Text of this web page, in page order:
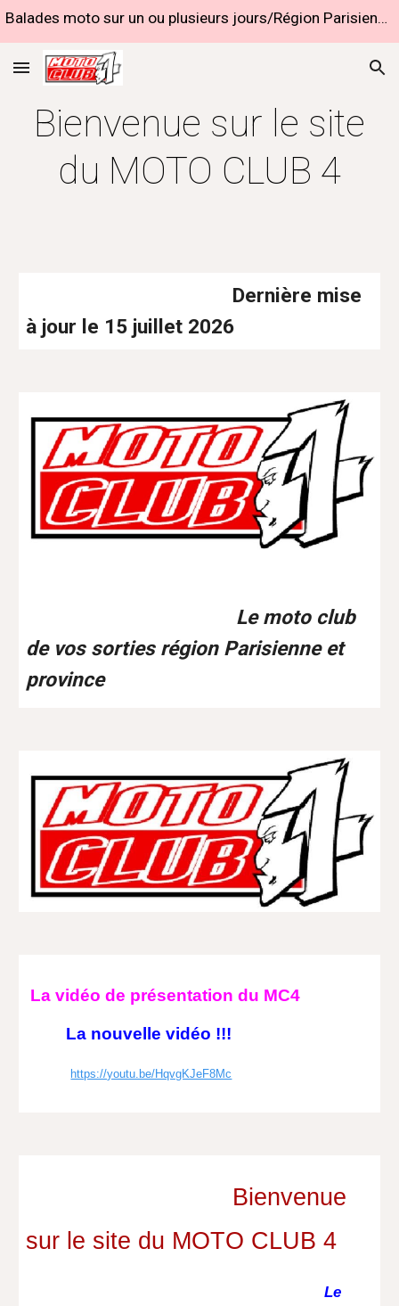
Balades moto sur un ou plusieurs jours/Région Parisienne et Province
Bienvenue sur le site
du MOTO CLUB 4
Dernière mise
à jour le 15 juillet 2026
Le moto club
de vos sorties région Parisienne et
province
La vidéo de présentation du MC4
La nouvelle vidéo !!!
https://youtu.be/HqvgKJeF8Mc
Bienvenue
sur le site du MOTO CLUB 4
Le